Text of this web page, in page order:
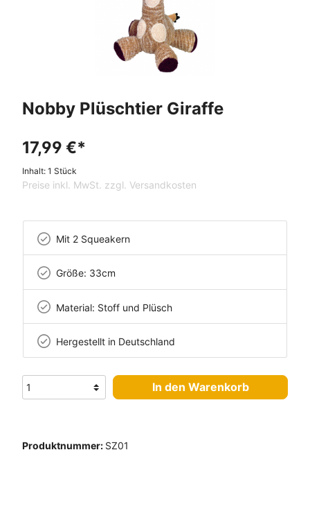
Nobby Plüschtier Giraffe
17,99 €*
Inhalt: 1 Stück
Preise inkl. MwSt. zzgl. Versandkosten
Mit 2 Squeakern
Größe: 33cm
Material: Stoff und Plüsch
Hergestellt in Deutschland
In den Warenkorb
Produktnummer: SZ01